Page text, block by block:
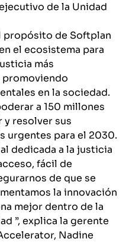
de la Unidad
propósito de Softplan
el ecosistema para
más
promoviendo
en la sociedad.
a 150 millones
y resolver sus
urgentes para el 2030.
dedicada a la justicia
fácil de
de que se
la innovación
mejor dentro de la
”, explica la gerente
Nadine